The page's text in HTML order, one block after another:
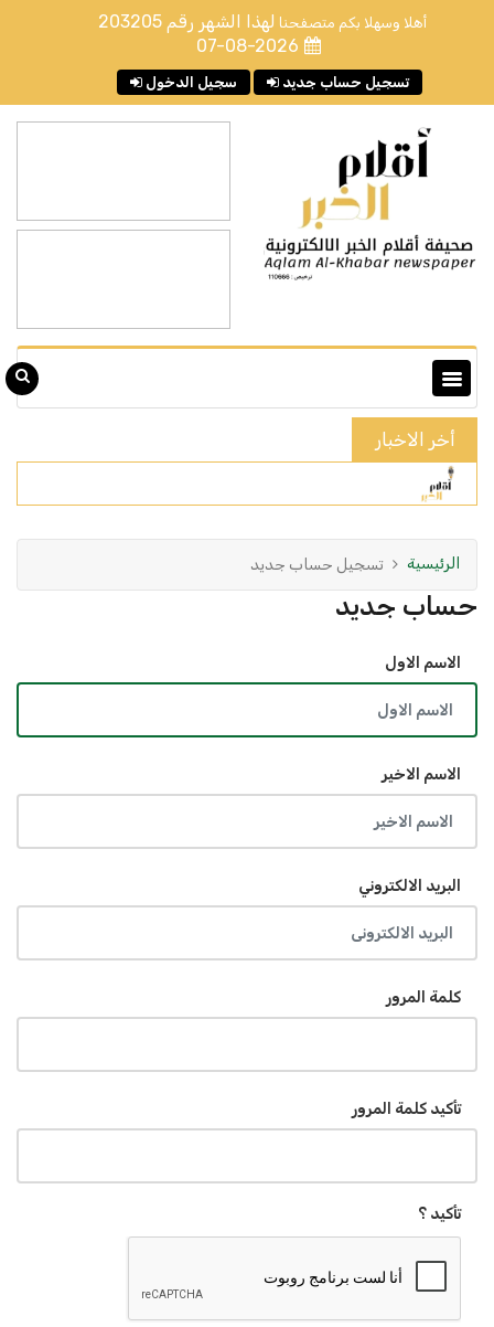
أهلا وسهلا بكم متصفحنا لهذا الشهر رقم 203205
07-08-2026
سجيل الدخول تسجيل حساب جديد
أخر الاخبار
الرئيسية تسجيل حساب جديد
حساب جديد
الاسم الاول
الاسم الاخير
البريد الالكتروني
كلمة المرور
تأكيد كلمة المرور
تأكيد ؟